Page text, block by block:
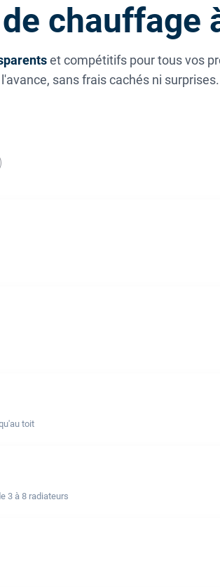
chauffage
et compétitifs pour tous vos
l'avance, sans frais cachés ni surprises.
toit
3 à 8 radiateurs